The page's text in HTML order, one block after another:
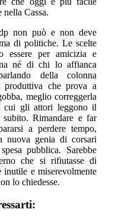
nella Cassa.
non può e non deve
di politiche. Le scelte
essere per amicizia e
né di chi lo affianca
della colonna
produttiva che prova a
meglio correggerla
cui gli attori leggono il
Rimandare e far
a perdere tempo,
nuova genia di corsari
pubblica. Sarebbe
che si rifiutasse di
e miserevolmente
lo chiedesse.